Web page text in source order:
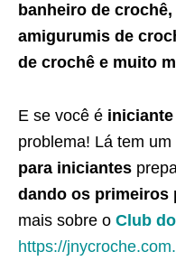
banheiro de
amigurumis de
de crochê e muito
E se você é
problema! Lá tem um
para iniciantes
dando os primeiros
mais sobre o Club
https://